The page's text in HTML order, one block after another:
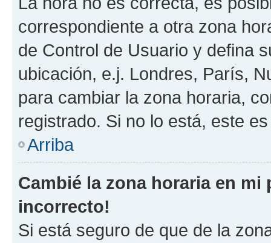
correspondiente a otra zona
de Control de Usuario y defina
ubicación, e.j. Londres, París,
para cambiar la zona horaria,
registrado. Si no lo está, este
Arriba
Cambié la zona horaria en
incorrecto!
Si está seguro de que de la